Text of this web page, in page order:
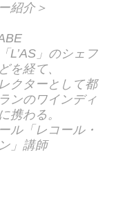
紹介＞
L’AS」のシェフ
を経て、
クターとして都
ンのワインディ
携わる。
ル「レコール・
」講師